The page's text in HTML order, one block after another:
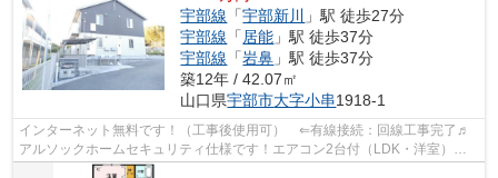
宇部線 「宇部新川
」駅 徒歩27分
宇部線 「居能 」駅 徒歩37分
宇部線 「岩鼻 」駅 徒歩37分
築12年 / 42.07㎡
山口県宇部市大字小串1918-1
インターネット無料です！（工事後使用可） ⇐有線接続：回線工事完了♬
アルソックホームセキュリティ仕様です！エアコン2台付（LDK・洋室）！
WIC付、対面キッチン、追焚き機能付風呂、...